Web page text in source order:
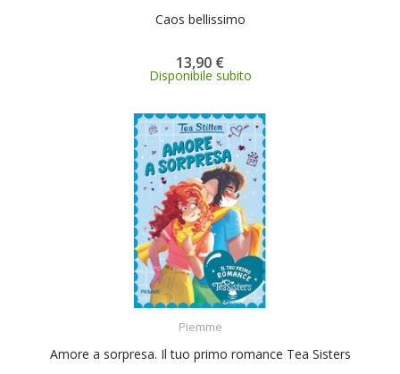
Caos bellissimo
13,90 €
Disponibile subito
Piemme
Amore a sorpresa. Il tuo primo romance Tea Sisters